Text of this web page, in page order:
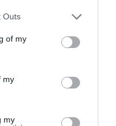
one or more Google
You may click to
its third-party tags to
in below Google
Outs
of my
my
my